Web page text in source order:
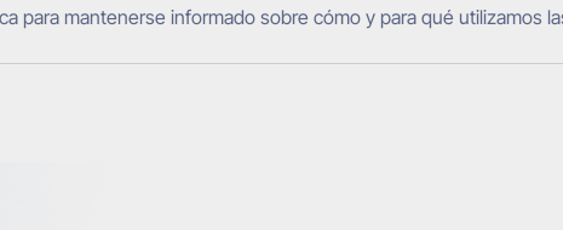
para mantenerse informado sobre cómo y para qué utilizamos